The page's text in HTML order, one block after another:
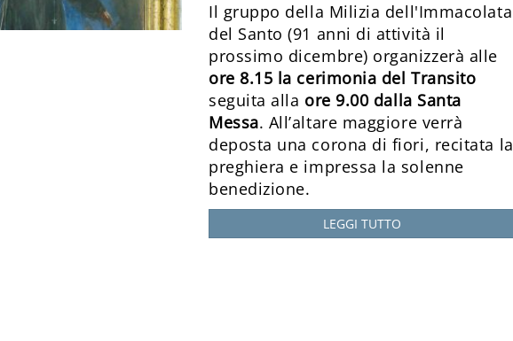
Il gruppo della Milizia dell'Immacolata
del Santo (91 anni di attività il
prossimo dicembre) organizzerà alle
ore 8.15 la cerimonia del Transito
seguita alla ore 9.00 dalla Santa
Messa. All’altare maggiore verrà
deposta una corona di fiori, recitata la
preghiera e impressa la solenne
benedizione.
LEGGI TUTTO